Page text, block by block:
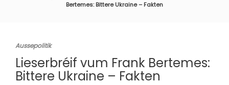
Bertemes: Bittere Ukraine – Fakten
Aussepolitik
Lieserbréif vum Frank Bertemes:
Bittere Ukraine – Fakten